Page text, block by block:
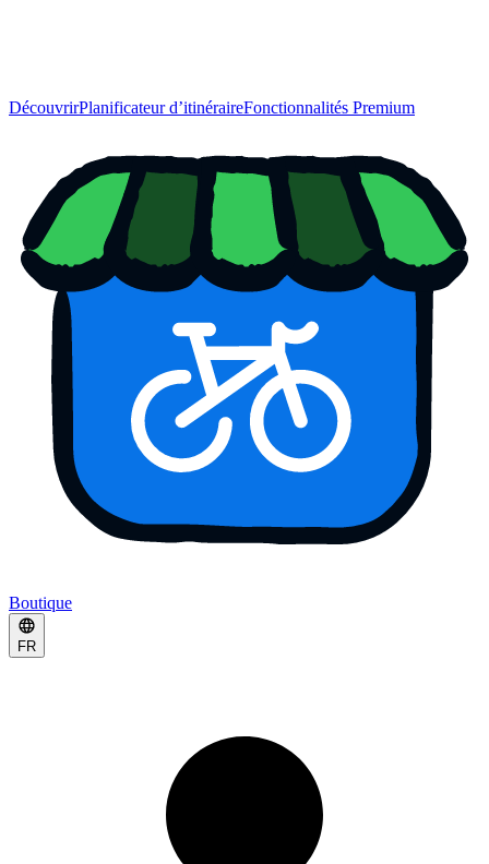
DécouvrirPlanificateur d’itinéraireFonctionnalités Premium
Boutique
FR